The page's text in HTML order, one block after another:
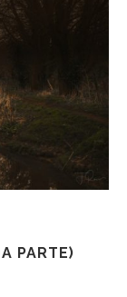
PARTE)